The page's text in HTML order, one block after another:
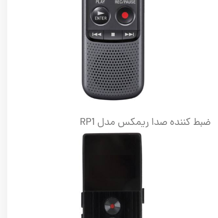
ضبط کننده صدا ریمکس مدل RP1